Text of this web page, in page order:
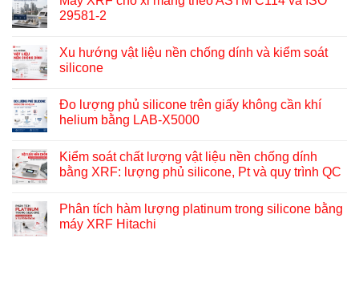
29581-2
Xu hướng vật liệu nền chống dính và kiểm soát
silicone
Đo lượng phủ silicone trên giấy không cần khí
helium bằng LAB-X5000
Kiểm soát chất lượng vật liệu nền chống dính
bằng XRF: lượng phủ silicone, Pt và quy trình QC
Phân tích hàm lượng platinum trong silicone bằng
máy XRF Hitachi